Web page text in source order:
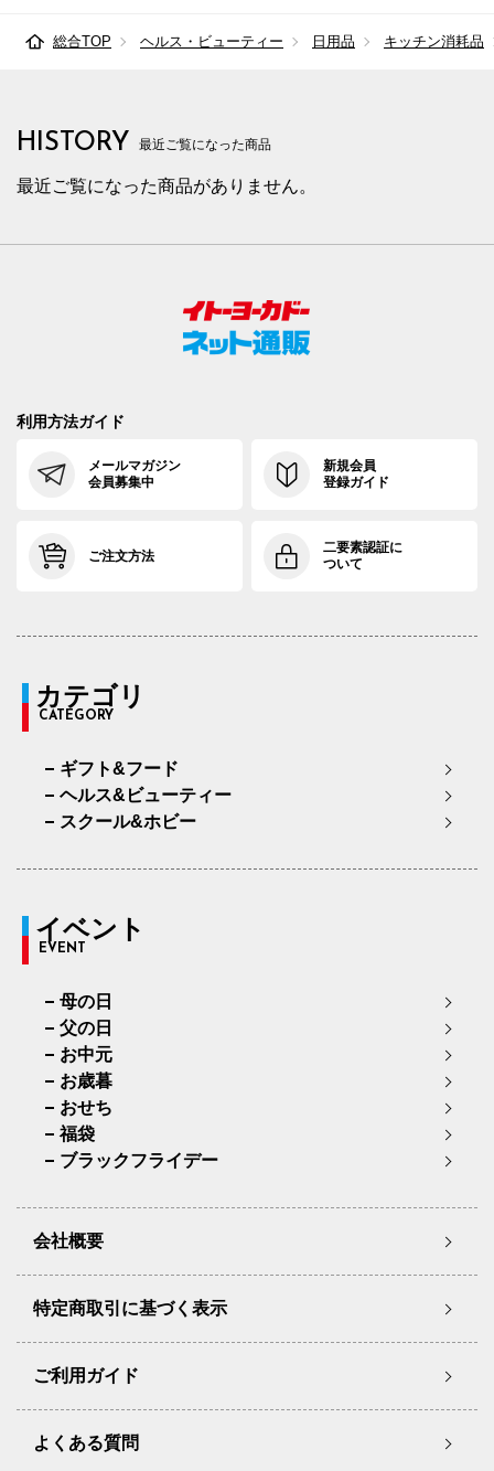
総合TOP ヘルス・ビューティー 日用品 キッチン消耗品
HISTORY 最近ご覧になった商品
最近ご覧になった商品がありません。
利用方法ガイド
メールマガジン
会員募集中
新規会員
登録ガイド
ご注文方法
二要素認証に
ついて
カテゴリ
CATEGORY
ギフト&フード
ヘルス&ビューティー
スクール&ホビー
イベント
EVENT
母の日
父の日
お中元
お歳暮
おせち
福袋
ブラックフライデー
会社概要
特定商取引に基づく表示
ご利用ガイド
よくある質問